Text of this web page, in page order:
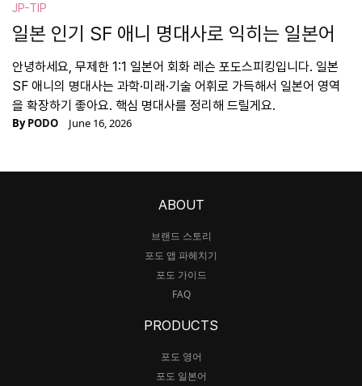
JP-TIP
일본 인기 SF 애니 명대사로 익히는 일본어
안녕하세요, 무제한 1:1 일본어 회화 레슨 포도스피킹입니다. 일본
SF 애니의 명대사는 과학·미래·기술 어휘로 가득해서 일본어 영역
을 확장하기 좋아요. 핵심 명대사를 정리해 드릴게요.
ByPODO June 16, 2026
ABOUT
브랜드 스토리
포도 앱 파헤치기
포도 가이드
FAQ
PRODUCTS
포도 영어
포도 일본어